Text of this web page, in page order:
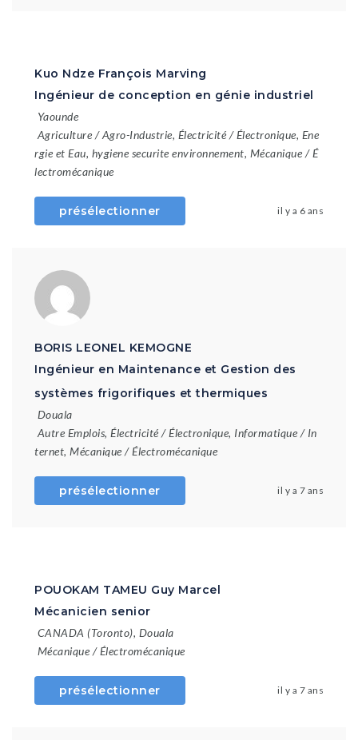
Kuo Ndze François Marving
Ingénieur de conception en génie industriel
Yaounde
Agriculture / Agro-Industrie, Électricité / Électronique, Ene
rgie et Eau, hygiene securite environnement, Mécanique / É
lectromécanique
présélectionner il y a 6 ans
BORIS LEONEL KEMOGNE
Ingénieur en Maintenance et Gestion des
systèmes frigorifiques et thermiques
Douala
Autre Emplois, Électricité / Électronique, Informatique / In
ternet, Mécanique / Électromécanique
présélectionner il y a 7 ans
POUOKAM TAMEU Guy Marcel
Mécanicien senior
CANADA (Toronto), Douala
Mécanique / Électromécanique
présélectionner il y a 7 ans